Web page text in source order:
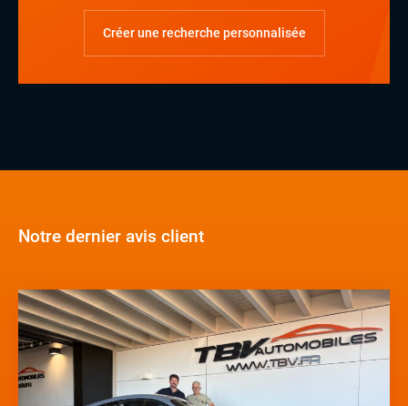
Créer une recherche personnalisée
Notre dernier avis client